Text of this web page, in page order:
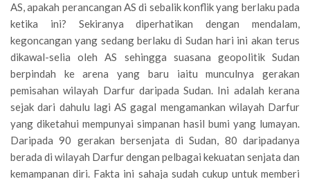
AS, apakah perancangan AS di sebalik konflik yang berlaku pada
ketika ini? Sekiranya diperhatikan dengan mendalam,
kegoncangan yang sedang berlaku di Sudan hari ini akan terus
dikawal-selia oleh AS sehingga suasana geopolitik Sudan
berpindah ke arena yang baru iaitu munculnya gerakan
pemisahan wilayah Darfur daripada Sudan. Ini adalah kerana
sejak dari dahulu lagi AS gagal mengamankan wilayah Darfur
yang diketahui mempunyai simpanan hasil bumi yang lumayan.
Daripada 90 gerakan bersenjata di Sudan, 80 daripadanya
berada di wilayah Darfur dengan pelbagai kekuatan senjata dan
kemampanan diri. Fakta ini sahaja sudah cukup untuk memberi